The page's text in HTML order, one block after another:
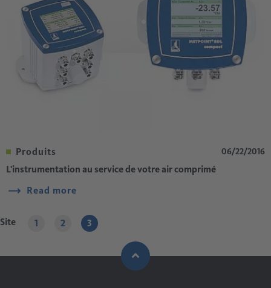
Produits 06/22/2016
L'instrumentation au service de votre air comprimé
Read more
Site 1 2 3